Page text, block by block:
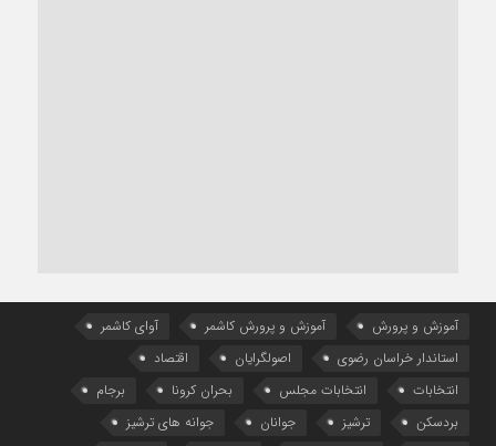
آموزش و پرورش آموزش و پرورش کاشمر
آوای کاشمر
استاندار خراسان رضوی
اصولگرایان
اقتصاد
انتخابات
انتخابات مجلس بحران کرونا
برجام
بردسکن
ترشیز جوانان
جوانه های ترشیز